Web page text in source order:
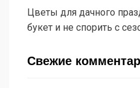
Цветы для дачного
букет и не спорить с
Свежие